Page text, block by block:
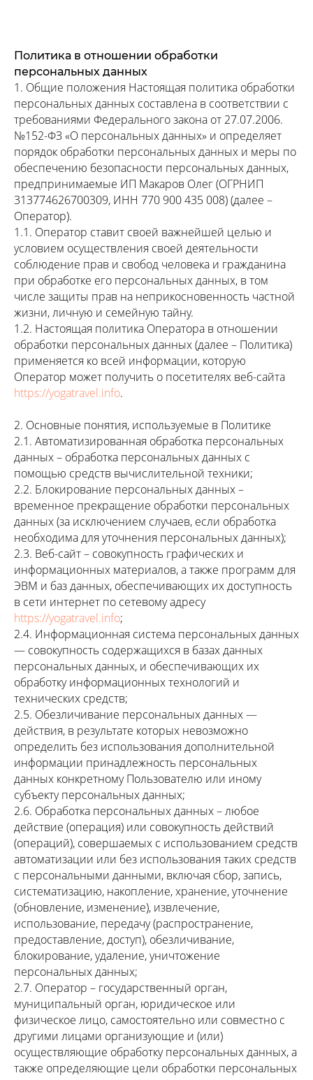
Политика в отношении обработки
персональных данных
1. Общие положения Настоящая политика обработки
персональных данных составлена в соответствии с
требованиями Федерального закона от 27.07.2006.
№152-ФЗ «О персональных данных» и определяет
порядок обработки персональных данных и меры по
обеспечению безопасности персональных данных,
предпринимаемые ИП Макаров Олег (ОГРНИП
313774626700309, ИНН 770 900 435 008) (далее –
Оператор).
1.1. Оператор ставит своей важнейшей целью и
условием осуществления своей деятельности
соблюдение прав и свобод человека и гражданина
при обработке его персональных данных, в том
числе защиты прав на неприкосновенность частной
жизни, личную и семейную тайну.
1.2. Настоящая политика Оператора в отношении
обработки персональных данных (далее – Политика)
применяется ко всей информации, которую
Оператор может получить о посетителях веб-сайта
https://yogatravel.info.
2. Основные понятия, используемые в Политике
2.1. Автоматизированная обработка персональных
данных – обработка персональных данных с
помощью средств вычислительной техники;
2.2. Блокирование персональных данных –
временное прекращение обработки персональных
данных (за исключением случаев, если обработка
необходима для уточнения персональных данных);
2.3. Веб-сайт – совокупность графических и
информационных материалов, а также программ для
ЭВМ и баз данных, обеспечивающих их доступность
в сети интернет по сетевому адресу
https://yogatravel.info;
2.4. Информационная система персональных данных
— совокупность содержащихся в базах данных
персональных данных, и обеспечивающих их
обработку информационных технологий и
технических средств;
2.5. Обезличивание персональных данных —
действия, в результате которых невозможно
определить без использования дополнительной
информации принадлежность персональных
данных конкретному Пользователю или иному
субъекту персональных данных;
2.6. Обработка персональных данных – любое
действие (операция) или совокупность действий
(операций), совершаемых с использованием средств
автоматизации или без использования таких средств
с персональными данными, включая сбор, запись,
систематизацию, накопление, хранение, уточнение
(обновление, изменение), извлечение,
использование, передачу (распространение,
предоставление, доступ), обезличивание,
блокирование, удаление, уничтожение
персональных данных;
2.7. Оператор – государственный орган,
муниципальный орган, юридическое или
физическое лицо, самостоятельно или совместно с
другими лицами организующие и (или)
осуществляющие обработку персональных данных, а
также определяющие цели обработки персональных